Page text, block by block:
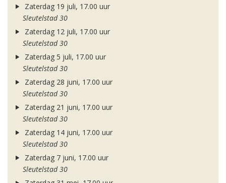
Zaterdag 19 juli, 17.00 uur
Sleutelstad 30
Zaterdag 12 juli, 17.00 uur
Sleutelstad 30
Zaterdag 5 juli, 17.00 uur
Sleutelstad 30
Zaterdag 28 juni, 17.00 uur
Sleutelstad 30
Zaterdag 21 juni, 17.00 uur
Sleutelstad 30
Zaterdag 14 juni, 17.00 uur
Sleutelstad 30
Zaterdag 7 juni, 17.00 uur
Sleutelstad 30